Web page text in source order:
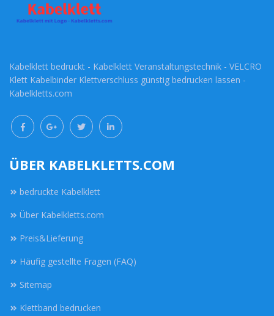
Kabelklett bedruckt - Kabelklett Veranstaltungstechnik - VELCRO
Klett Kabelbinder Klettverschluss günstig bedrucken lassen -
Kabelkletts.com
ÜBER KABELKLETTS.COM
bedruckte Kabelklett
Über Kabelkletts.com
Preis&Lieferung
Häufig gestellte Fragen (FAQ)
Sitemap
Klettband bedrucken